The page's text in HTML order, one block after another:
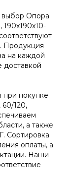
выбор Опора
Продукция
на каждой
доставкой
при покупке
120,
а также
Сортировка
оплаты, а
Наши